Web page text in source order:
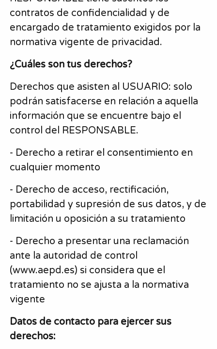
contratos de confidencialidad y de
encargado de tratamiento exigidos por la
normativa vigente de privacidad.
¿Cuáles son tus derechos?
Derechos que asisten al USUARIO: solo
podrán satisfacerse en relación a aquella
información que se encuentre bajo el
control del RESPONSABLE.
- Derecho a retirar el consentimiento en
cualquier momento
- Derecho de acceso, rectificación,
portabilidad y supresión de sus datos, y de
limitación u oposición a su tratamiento
- Derecho a presentar una reclamación
ante la autoridad de control
(www.aepd.es) si considera que el
tratamiento no se ajusta a la normativa
vigente
Datos de contacto para ejercer sus
derechos: